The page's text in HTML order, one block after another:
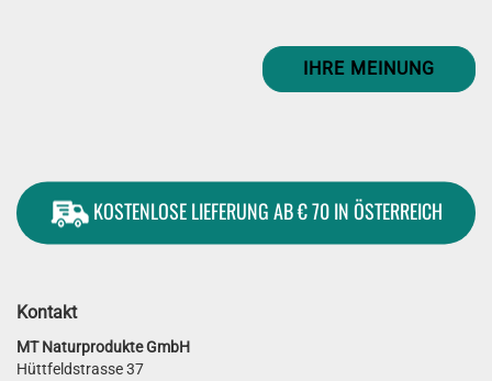
IHRE MEINUNG
KOSTENLOSE LIEFERUNG AB € 70 IN ÖSTERREICH
Kontakt
MT Naturprodukte GmbH
Hüttfeldstrasse 37